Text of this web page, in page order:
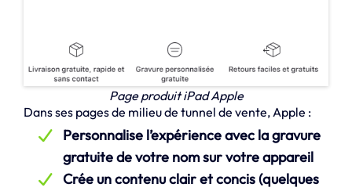
Page produit iPad Apple
Dans ses pages de milieu de tunnel de vente, Apple :
Personnalise l’expérience avec la gravure
gratuite de votre nom sur votre appareil
Crée un contenu clair et concis (quelques